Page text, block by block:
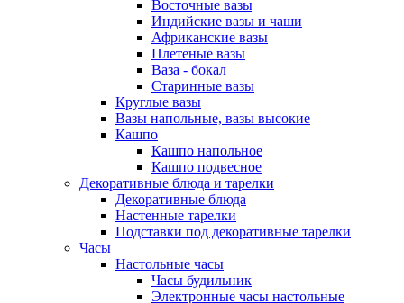
Восточные вазы
Индийские вазы и чаши
Африканские вазы
Плетеные вазы
Ваза - бокал
Старинные вазы
Круглые вазы
Вазы напольные, вазы высокие
Кашпо
Кашпо напольное
Кашпо подвесное
Декоративные блюда и тарелки
Декоративные блюда
Настенные тарелки
Подставки под декоративные тарелки
Часы
Настольные часы
Часы будильник
Электронные часы настольные